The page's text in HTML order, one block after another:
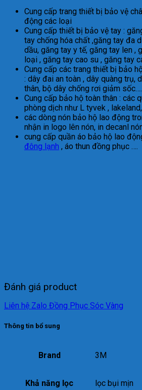
Cung cấp trang thiết bị bảo vệ
động các loại
Cung cấp thiết bị bảo vệ tay :
tay chống hóa chất ,găng tay đa
dầu, găng tay y tế, găng tay len ,
loại , găng tay cao su , găng tay
Cung cấp các trang thiết bị bảo
: dây đai an toàn , dây quàng trụ,
thân, bộ dây chống rơi giảm sốc….
Cung cấp bảo hộ toàn thân : các
phòng dịch như L tyvek ,
các dòng nón bảo hộ lao động
nhận in logo lên nón, in decanl
cung cấp quần áo bảo hộ lao
đông lạnh , áo thun đồng phục ….
Đánh giá product
Liên hệ Zalo Đồng Phục Sóc Vàng
Thông tin bổ sung
Brand 3M
Khả năng lọc lọc bụi mịn